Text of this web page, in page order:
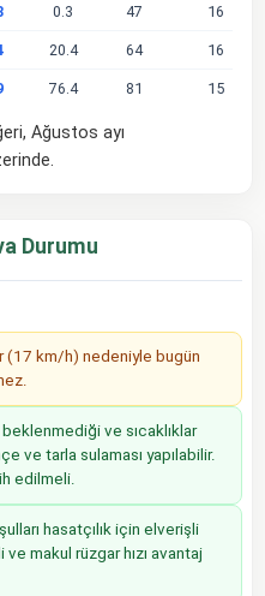
0.3 47 16
20.4 64 16
76.4 81 15
Ağustos ayı
Durumu
(17 km/h) nedeniyle bugün
beklenmediği ve sıcaklıklar
ve tarla sulaması yapılabilir.
edilmeli.
hasatçılık için elverişli
makul rüzgar hızı avantaj